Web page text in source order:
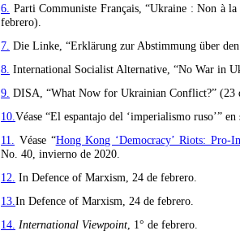
6. Parti Communiste Français, “Ukraine : Non à
febrero).
7. Die Linke, “Erklärung zur Abstimmung über
8. International Socialist Alternative, “No War in
9. DISA, “What Now for Ukrainian Conflict?” (23
10. Véase “El espantajo del ‘imperialismo ruso’”
11.
Véase “Hong Kong ‘Democracy’ Riots: Pro-
No. 40, invierno de 2020.
12. In Defence of Marxism, 24 de febrero.
13. In Defence of Marxism, 24 de febrero.
14. International Viewpoint , 1° de febrero.